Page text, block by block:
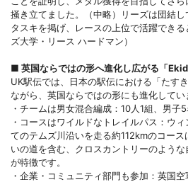
掻き立てました。（中略）リーズは団結
タスキを掲げ、レースの上位で活躍でき
ズ大学・リース ハードマン）
■ 英国ならではの形へ進化し広がる「
UK駅伝では、日本の駅伝における「たす
ながら、英国ならではの形にも進化してい
・チームは男女混合編成：10人1組、男子
・コースはワイルドなトレイルパス：ウ
てのテムズ川沿いを走る約112kmのコー
いの道を含む、クロスカントリーのよう
が特徴です。
・企業・コミュニティ部門も参加：英国